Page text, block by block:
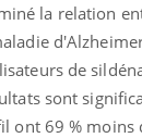
la relation
de
sont
ont 69 % moins